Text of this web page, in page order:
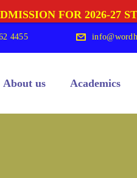
4455
About us Academics
FOR 2026-27